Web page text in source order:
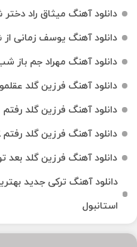
دانلود آهنگ میثاق راد
دانلود آهنگ یوسف زمانی
دانلود آهنگ مهراد جم باز
دانلود آهنگ فرزین گلد
دانلود آهنگ فرزین گلد رفتم
دانلود آهنگ فرزین گلد رفتم 2
دانلود آهنگ فرزین گلد بعد
دانلود آهنگ ترکی جدید
استانبول